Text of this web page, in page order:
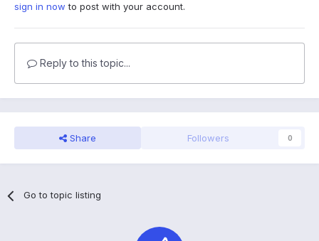
sign in now to post with your account.
Reply to this topic...
Share Followers 0
Go to topic listing